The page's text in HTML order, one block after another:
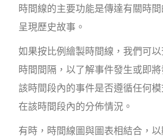
時間線的主要功能是傳達有關時
呈現歷史故事。
如果按比例繪製時間線，我們可
時間間隔，以了解事件發生或即
該時間段內的事件是否遵循任何
在該時間段內的分佈情況。
有時，時間線圖與圖表相結合，